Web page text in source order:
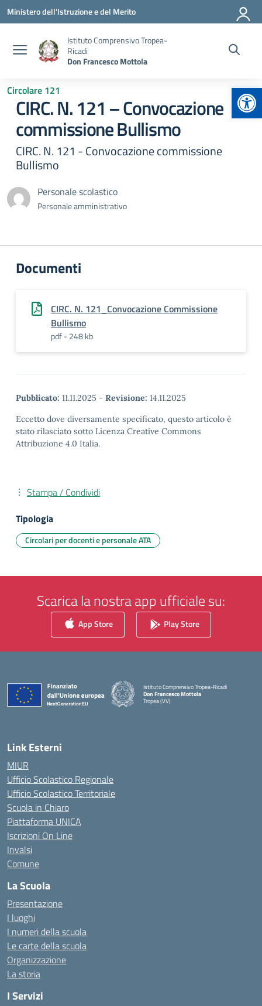
Vai ai contenuti
Vai al menu di navigazione
Vai al footer
Ministero dell'Istruzione e del Merito
Istituto Comprensivo Tropea-
Ricadi
Don Francesco Mottola
Circolare 121
CIRC. N. 121 – Convocazione
commissione Bullismo
CIRC. N. 121 - Convocazione commissione
Bullismo
Personale scolastico
Personale amministrativo
Documenti
CIRC. N. 121_Convocazione Commissione
Bullismo
pdf - 248 kb
Pubblicato: 11.11.2025 - Revisione: 14.11.2025
Eccetto dove diversamente specificato, questo articolo è
stato rilasciato sotto Licenza Creative Commons
Attribuzione 4.0 Italia.
Stampa / Condividi
Tipologia
Circolari per docenti e personale ATA
Scarica la nostra app ufficiale su:
App Store Play Store
Istituto Comprensivo Tropea-Ricadi
Don Francesco Mottola
Tropea (VV)
— Visita la pagina iniziale della scuola
Link Esterni
MIUR
Ufficio Scolastico Regionale
Ufficio Scolastico Territoriale
Scuola in Chiaro
Piattaforma UNICA
Iscrizioni On Line
Invalsi
Comune
La Scuola
Presentazione
I luoghi
I numeri della scuola
Le carte della scuola
Organizzazione
La storia
I Servizi